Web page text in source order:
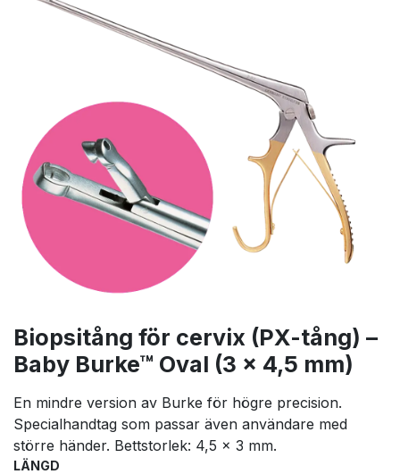
Biopsitång för cervix (PX-tång) –
Baby Burke™ Oval (3 x 4,5 mm)
En mindre version av Burke för högre precision.
Specialhandtag som passar även användare med
större händer. Bettstorlek: 4,5 × 3 mm.
LÄNGD